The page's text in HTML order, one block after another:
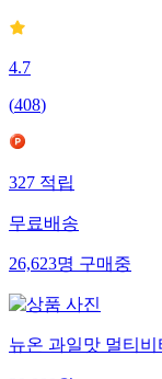
4.7
(408)
327 적립
무료배송
26,623명 구매중
뉴온 과일맛 멀티